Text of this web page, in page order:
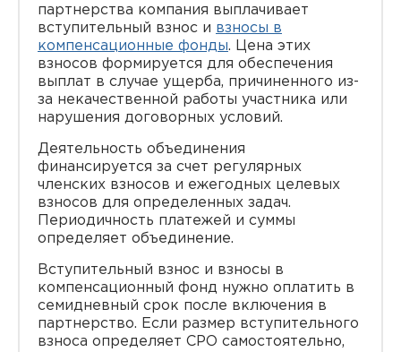
партнерства компания выплачивает
вступительный взнос и взносы в
компенсационные фонды. Цена этих
взносов формируется для обеспечения
выплат в случае ущерба, причиненного из-
за некачественной работы участника или
нарушения договорных условий.
Деятельность объединения
финансируется за счет регулярных
членских взносов и ежегодных целевых
взносов для определенных задач.
Периодичность платежей и суммы
определяет объединение.
Вступительный взнос и взносы в
компенсационный фонд нужно оплатить в
семидневный срок после включения в
партнерство. Если размер вступительного
взноса определяет СРО самостоятельно,